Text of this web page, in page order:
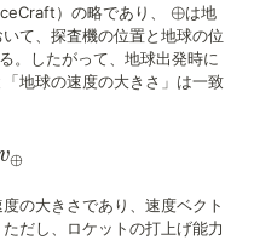
）の略であり、 \oplus
⊕は地
て、探査機の位置と地球の位
。したがって、地球出発時に
地球の速度の大きさ」は一致
v⊕
の大きさであり、速度ベクト
だし、ロケットの打上げ能力